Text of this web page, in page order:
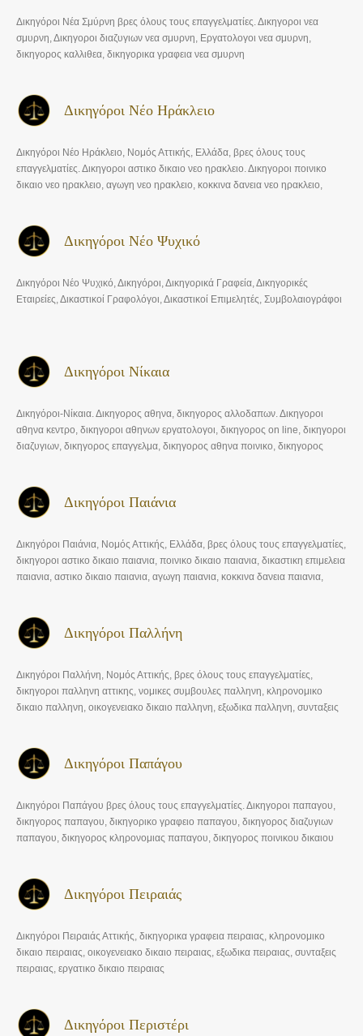
Δικηγόροι Νέα Σμύρνη βρες όλους τους επαγγελματίες. Δικηγοροι νεα
σμυρνη, Δικηγοροι διαζυγιων νεα σμυρνη, Εργατολογοι νεα σμυρνη,
δικηγορος καλλιθεα, δικηγορικα γραφεια νεα σμυρνη
Δικηγόροι Νέο Ηράκλειο
Δικηγόροι Νέο Ηράκλειο, Νομός Αττικής, Ελλάδα, βρες όλους τους
επαγγελματίες. Δικηγοροι αστικο δικαιο νεο ηρακλειο. Δικηγοροι ποινικο
δικαιο νεο ηρακλειο, αγωγη νεο ηρακλειο, κοκκινα δανεια νεο ηρακλειο,
Δικηγόροι Νέο Ψυχικό
Δικηγόροι Νέο Ψυχικό, Δικηγόροι, Δικηγορικά Γραφεία, Δικηγορικές
Εταιρείες, Δικαστικοί Γραφολόγοι, Δικαστικοί Επιμελητές, Συμβολαιογράφοι
Δικηγόροι Νίκαια
Δικηγόροι-Νίκαια. Δικηγορος αθηνα, δικηγορος αλλοδαπων. Δικηγοροι
αθηνα κεντρο, δικηγοροι αθηνων εργατολογοι, δικηγορος on line, δικηγοροι
διαζυγιων, δικηγορος επαγγελμα, δικηγορος αθηνα ποινικο, δικηγορος
Δικηγόροι Παιάνια
Δικηγόροι Παιάνια, Νομός Αττικής, Ελλάδα, βρες όλους τους επαγγελματίες,
δικηγοροι αστικο δικαιο παιανια, ποινικο δικαιο παιανια, δικαστικη επιμελεια
παιανια, αστικο δικαιο παιανια, αγωγη παιανια, κοκκινα δανεια παιανια,
Δικηγόροι Παλλήνη
Δικηγόροι Παλλήνη, Νομός Αττικής, βρες όλους τους επαγγελματίες,
δικηγοροι παλληνη αττικης, νομικες συμβουλες παλληνη, κληρονομικο
δικαιο παλληνη, οικογενειακο δικαιο παλληνη, εξωδικα παλληνη, συνταξεις
Δικηγόροι Παπάγου
Δικηγόροι Παπάγου βρες όλους τους επαγγελματίες. Δικηγοροι παπαγου,
δικηγορος παπαγου, δικηγορικο γραφειο παπαγου, δικηγορος διαζυγιων
παπαγου, δικηγορος κληρονομιας παπαγου, δικηγορος ποινικου δικαιου
Δικηγόροι Πειραιάς
Δικηγόροι Πειραιάς Αττικής, δικηγορικα γραφεια πειραιας, κληρονομικο
δικαιο πειραιας, οικογενειακο δικαιο πειραιας, εξωδικα πειραιας, συνταξεις
πειραιας, εργατικο δικαιο πειραιας
Δικηγόροι Περιστέρι